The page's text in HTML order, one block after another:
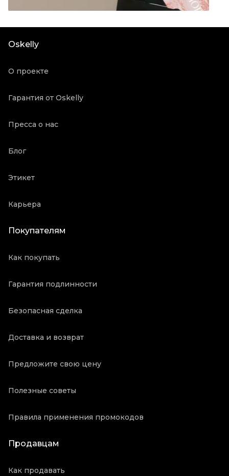
Кожа
Продавец
Oskelly
О проекте
Гарантия от Oskelly
Пресса о нас
Блог
Этикет
Карьера
Покупателям
Как покупать
Гарантия подлинности
Безопасная сделка
Доставка и возврат
Предложите свою цену
Полезные советы
Правила применения промокодов
Продавцам
Как продавать